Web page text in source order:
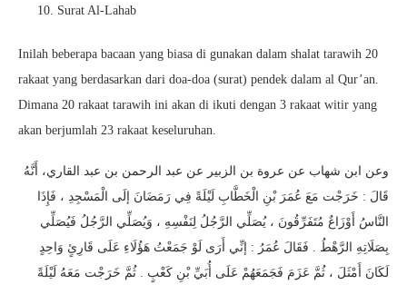
Surat Al-Lahab
Inilah beberapa bacaan yang biasa di gunakan dalam shalat tarawih 20
rakaat yang berdasarkan dari doa-doa (surat) pendek dalam al Qur’an.
Dimana 20 rakaat tarawih ini akan di ikuti dengan 3 rakaat witir yang
akan berjumlah 23 rakaat keseluruhan.
وعن ابن شهاب عن عروة بن الزبير عن عبد الرحمن بن عبد القاري، أَنَّهُ
قَالَ : خَرَجْت مَعَ عُمَرَ بْنِ الْخَطَّابِ لَيْلَةً فِي رَمَضَانَ إلَى الْمَسْجِدِ ، فَإِذَا
النَّاسُ أَوْزَاعٌ مُتَفَرِّقُونَ ، يُصَلِّي الرَّجُلُ لِنَفْسِهِ ، وَيُصَلِّي الرَّجُلُ فَيُصَلِّي
بِصَلَاتِهِ الرَّهْطُ . فَقَالَ عُمَرُ : إنِّي أَرَى لَوْ جَمَعْتُ هَؤُلَاءِ عَلَى قَارِئٍ وَاحِدٍ
لَكَانَ أَمْثَلَ ، ثُمَّ عَزَمَ فَجَمَعَهُمْ عَلَى أُبَيِّ بْنِ كَعْبٍ . ثُمَّ خَرَجْت مَعَهُ لَيْلَةً